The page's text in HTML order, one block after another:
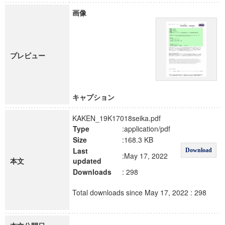
プレビュー
画像
キャプション
本文
KAKEN_19K17018seika.pdf
Type
:application/pdf
Download
Size
:168.3 KB
Last
updated
:May 17, 2022
Downloads
: 298
Total downloads since May 17, 2022 : 298